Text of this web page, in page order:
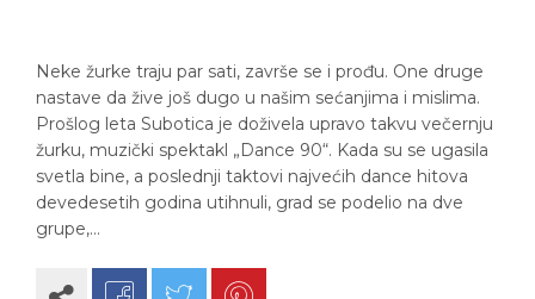
Neke žurke traju par sati, završe se i prođu. One druge
nastave da žive još dugo u našim sećanjima i mislima.
Prošlog leta Subotica je doživela upravo takvu večernju
žurku, muzički spektakl „Dance 90“. Kada su se ugasila
svetla bine, a poslednji taktovi najvećih dance hitova
devedesetih godina utihnuli, grad se podelio na dve
grupe,…